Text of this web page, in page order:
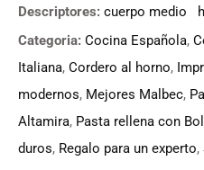
Descriptores: cuerpo medio
Categoria: Cocina Española,
Italiana, Cordero al horno,
modernos, Mejores Malbec,
Altamira, Pasta rellena con
duros, Regalo para un experto,